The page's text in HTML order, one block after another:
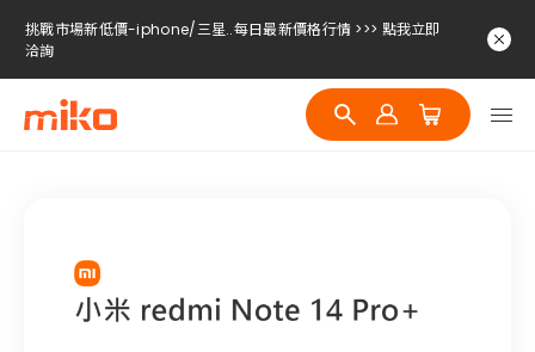
挑戰市場新低價-iphone/三星..每日最新價格行情 >>> 點我立即
洽詢
挑戰市場新低價-iphone/三星..每日最新價格行情 >>> 點我立即
洽詢